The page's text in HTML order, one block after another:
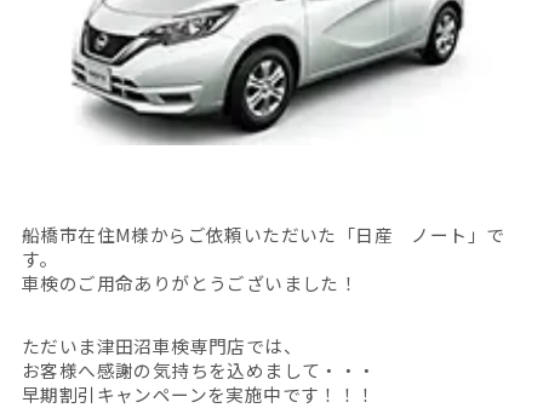
船橋市在住M様からご依頼いただいた「日産 ノート」で
す。
車検のご用命ありがとうございました！
ただいま津田沼車検専門店では、
お客様へ感謝の気持ちを込めまして・・・
早期割引キャンペーンを実施中です！！！